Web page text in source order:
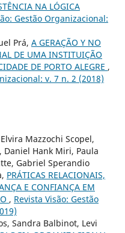
NA LÓGICA
Gestão Organizacional:
Prá, A GERAÇÃO Y NO
DE UMA INSTITUIÇÃO
DE PORTO ALEGRE ,
v. 7 n. 2 (2018)
Mazzochi Scopel,
Daniel Hank Miri, Paula
Gabriel Sperandio
PRÁTICAS RELACIONAIS,
E CONFIANÇA EM
, Revista Visão: Gestão
Sandra Balbinot, Levi